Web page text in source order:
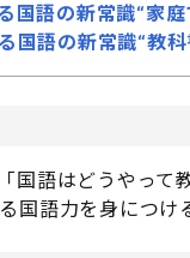
語の新常識“家庭
語の新常識“教科
国語はどうやっ
国語力を身につけ